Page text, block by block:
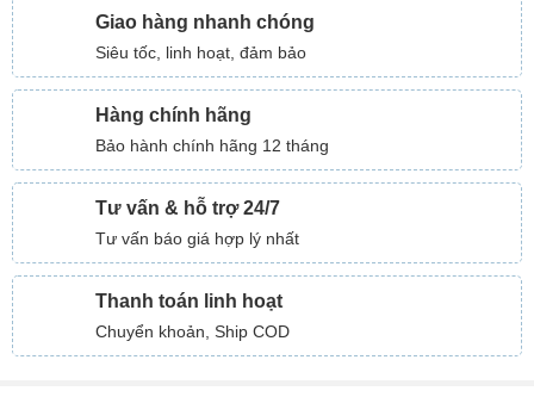
Giao hàng nhanh chóng
Siêu tốc, linh hoạt, đảm bảo
Hàng chính hãng
Bảo hành chính hãng 12 tháng
Tư vấn & hỗ trợ 24/7
Tư vấn báo giá hợp lý nhất
Thanh toán linh hoạt
Chuyển khoản, Ship COD